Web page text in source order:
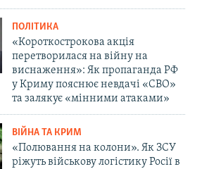
ПОЛІТИКА
«Короткострокова акція
перетворилася на війну на
виснаження»: Як пропаганда РФ
у Криму пояснює невдачі «СВО»
та залякує «мінними атаками»
ВІЙНА ТА КРИМ
«Полювання на колони». Як ЗСУ
ріжуть військову логістику Росії в